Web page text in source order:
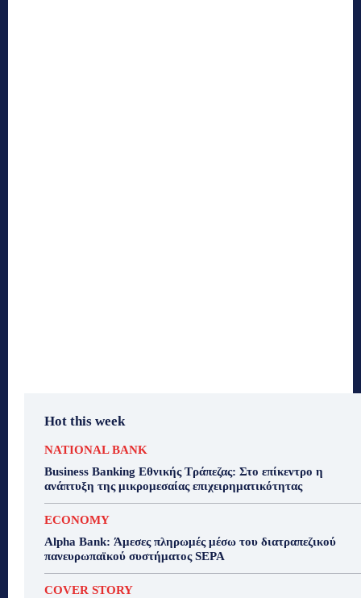
Hot this week
NATIONAL BANK
Business Banking Εθνικής Τράπεζας: Στο επίκεντρο η
ανάπτυξη της μικρομεσαίας επιχειρηματικότητας
ECONOMY
Alpha Bank: Άμεσες πληρωμές μέσω του διατραπεζικού
πανευρωπαϊκού συστήματος SEPA
COVER STORY